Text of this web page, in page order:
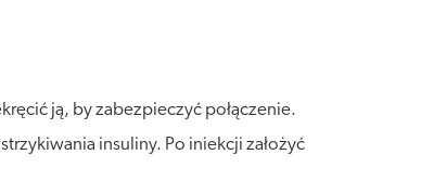
ją, by zabezpieczyć połączenie.
insuliny. Po iniekcji założyć